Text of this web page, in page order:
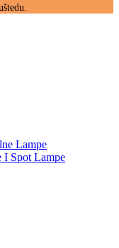
Lampe
I Spot Lampe